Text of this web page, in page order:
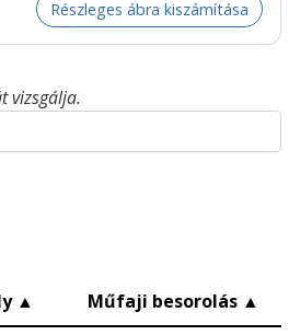
Részleges ábra kiszámítása
vizsgálja.
▲ Műfaji besorolás ▲